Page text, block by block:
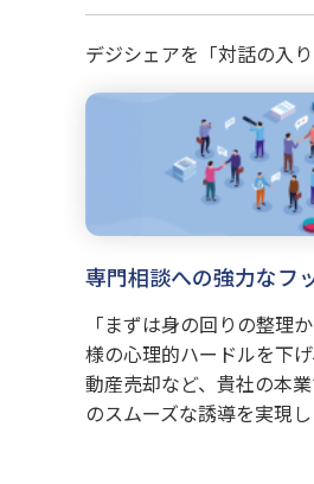
デジシェアを「対話の入
専門相談への強力なフ
「まずは身の回りの整理
様の心理的ハードルを下
動産売却など、貴社の本
のスムーズな誘導を実現し